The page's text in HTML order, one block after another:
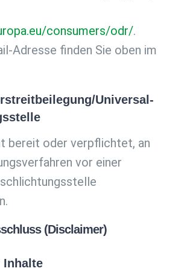
consumers/odr/.
Adresse finden Sie oben im
Universal­
bereit oder verpflichtet, an
vor einer
(Disclaimer)
Inhalte